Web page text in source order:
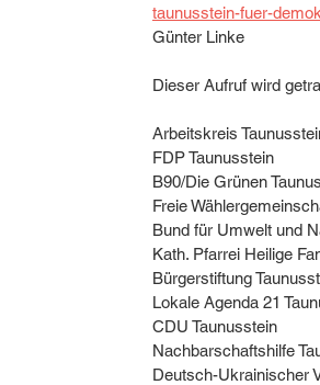
taunusstein-fuer-
Günter Linke
Dieser Aufruf wird
Arbeitskreis
FDP Taunusstein
B90/Die Grünen
Freie
Bund für Umwelt und
Kath. Pfarrei Heilige
Bürgerstiftung
Lokale Agenda 21
CDU Taunusstein
Nachbarschaftshilfe
Deutsch-Ukrainischer